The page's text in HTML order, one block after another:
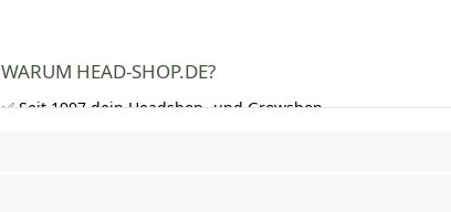
WARUM HEAD-SHOP.DE?
✅ Seit 1997 dein Headshop- und Growshop-